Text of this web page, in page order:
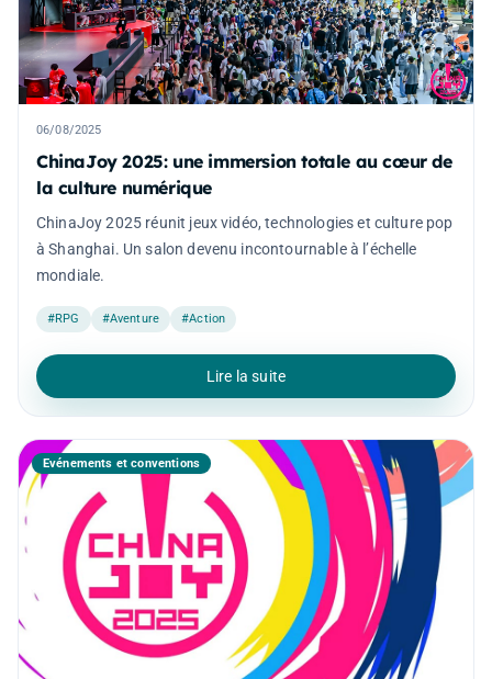
06/08/2025
ChinaJoy 2025: une immersion totale au cœur de
la culture numérique
ChinaJoy 2025 réunit jeux vidéo, technologies et culture pop
à Shanghai. Un salon devenu incontournable à l’échelle
mondiale.
#RPG #Aventure #Action
Lire la suite
Événements et conventions